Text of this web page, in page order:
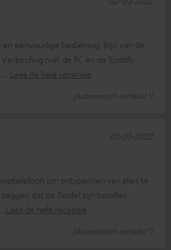
eenvoudige bediening, bijv. van de
met de PC en de Spotify-
Lees de hele recensie
(Automatisch vertaald *)
om ontspannen van alles te
dat de Teufel zijn beloftes
Lees de hele recensie
(Automatisch vertaald *)
01-03-2022